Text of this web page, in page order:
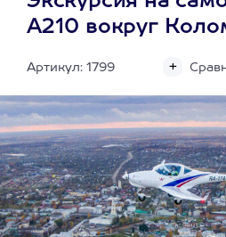
A210 вокруг
Артикул: 1799